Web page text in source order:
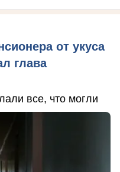
от укуса
глава
все, что могли